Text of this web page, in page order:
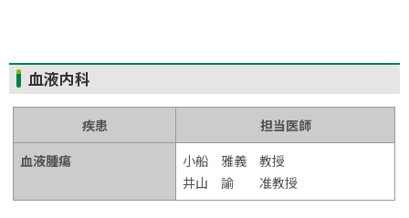
ト
ッ
に
戻
血液内科
疾患
担当医師
血液腫瘍
小船 雅義 教授
井山 諭 准教授